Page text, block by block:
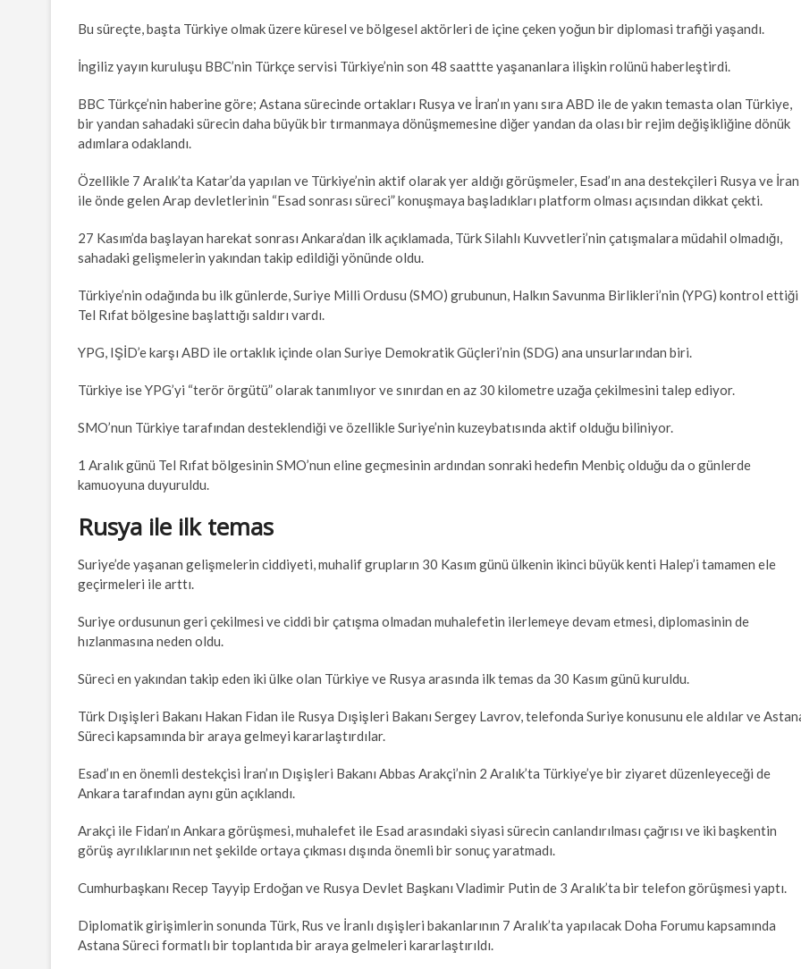
Bu süreçte, başta Türkiye olmak üzere küresel ve bölgesel aktörleri de içine çeken yoğun bir diplomasi trafiği yaşandı.
İngiliz yayın kuruluşu BBC’nin Türkçe servisi Türkiye’nin son 48 saattte yaşananlara ilişkin rolünü haberleştirdi.
BBC Türkçe’nin haberine göre; Astana sürecinde ortakları Rusya ve İran’ın yanı sıra ABD ile de yakın temasta olan Türkiye,
bir yandan sahadaki sürecin daha büyük bir tırmanmaya dönüşmemesine diğer yandan da olası bir rejim değişikliğine dönük
adımlara odaklandı.
Özellikle 7 Aralık’ta Katar’da yapılan ve Türkiye’nin aktif olarak yer aldığı görüşmeler, Esad’ın ana destekçileri Rusya ve İran
ile önde gelen Arap devletlerinin “Esad sonrası süreci” konuşmaya başladıkları platform olması açısından dikkat çekti.
27 Kasım’da başlayan harekat sonrası Ankara’dan ilk açıklamada, Türk Silahlı Kuvvetleri’nin çatışmalara müdahil olmadığı,
sahadaki gelişmelerin yakından takip edildiği yönünde oldu.
Türkiye’nin odağında bu ilk günlerde, Suriye Milli Ordusu (SMO) grubunun, Halkın Savunma Birlikleri’nin (YPG) kontrol ettiği
Tel Rıfat bölgesine başlattığı saldırı vardı.
YPG, IŞİD’e karşı ABD ile ortaklık içinde olan Suriye Demokratik Güçleri’nin (SDG) ana unsurlarından biri.
Türkiye ise YPG’yi “terör örgütü” olarak tanımlıyor ve sınırdan en az 30 kilometre uzağa çekilmesini talep ediyor.
SMO’nun Türkiye tarafından desteklendiği ve özellikle Suriye’nin kuzeybatısında aktif olduğu biliniyor.
1 Aralık günü Tel Rıfat bölgesinin SMO’nun eline geçmesinin ardından sonraki hedefin Menbiç olduğu da o günlerde
kamuoyuna duyuruldu.
Rusya ile ilk temas
Suriye’de yaşanan gelişmelerin ciddiyeti, muhalif grupların 30 Kasım günü ülkenin ikinci büyük kenti Halep’i tamamen ele
geçirmeleri ile arttı.
Suriye ordusunun geri çekilmesi ve ciddi bir çatışma olmadan muhalefetin ilerlemeye devam etmesi, diplomasinin de
hızlanmasına neden oldu.
Süreci en yakından takip eden iki ülke olan Türkiye ve Rusya arasında ilk temas da 30 Kasım günü kuruldu.
Türk Dışişleri Bakanı Hakan Fidan ile Rusya Dışişleri Bakanı Sergey Lavrov, telefonda Suriye konusunu ele aldılar ve
Süreci kapsamında bir araya gelmeyi kararlaştırdılar.
Esad’ın en önemli destekçisi İran’ın Dışişleri Bakanı Abbas Arakçi’nin 2 Aralık’ta Türkiye’ye bir ziyaret düzenleyeceği de
Ankara tarafından aynı gün açıklandı.
Arakçi ile Fidan’ın Ankara görüşmesi, muhalefet ile Esad arasındaki siyasi sürecin canlandırılması çağrısı ve iki başkentin
görüş ayrılıklarının net şekilde ortaya çıkması dışında önemli bir sonuç yaratmadı.
Cumhurbaşkanı Recep Tayyip Erdoğan ve Rusya Devlet Başkanı Vladimir Putin de 3 Aralık’ta bir telefon görüşmesi yaptı.
Diplomatik girişimlerin sonunda Türk, Rus ve İranlı dışişleri bakanlarının 7 Aralık’ta yapılacak Doha Forumu kapsamında
Astana Süreci formatlı bir toplantıda bir araya gelmeleri kararlaştırıldı.